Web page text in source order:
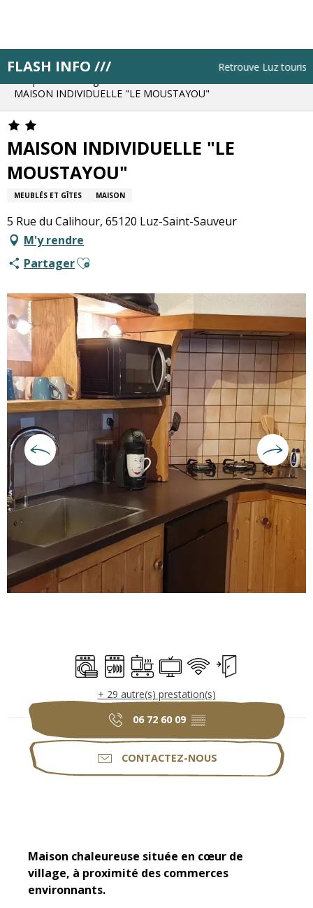
principal
FLASH INFO /// Retrouve Luz
Accueil
Résa pas à pas
MAISON INDIVIDUELLE "LE MOUSTAYOU"
MAISON INDIVIDUELLE "LE
MOUSTAYOU"
MEUBLÉS ET GÎTES MAISON
5 Rue du Calihour, 65120 Luz-Saint-Sauveur
M'y rendre
PartagerAjouter aux favoris
Lave lingeLave vaisselle
Plaque de cuisson
Télévision
WiFi Entrée
+ 29 autre(s) prestation(s)
06 72 60 09 ▒▒
CONTACTEZ-NOUS
Maison chaleureuse située en cœur de
village, à proximité des commerces
environnants.